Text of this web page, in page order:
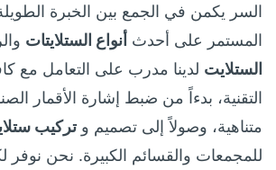
السر يكمن في الجمع بين الخبرة
المستمر على أحدث أنواع الستلايتات
الستلايت لدينا مدرب على التعامل مع
التقنية، بدءاً من ضبط إشارة الأقمار
متناهية، وصولاً إلى تصميم وتركيب
للمجمعات والقسائم الكبيرة. نحن نوفر